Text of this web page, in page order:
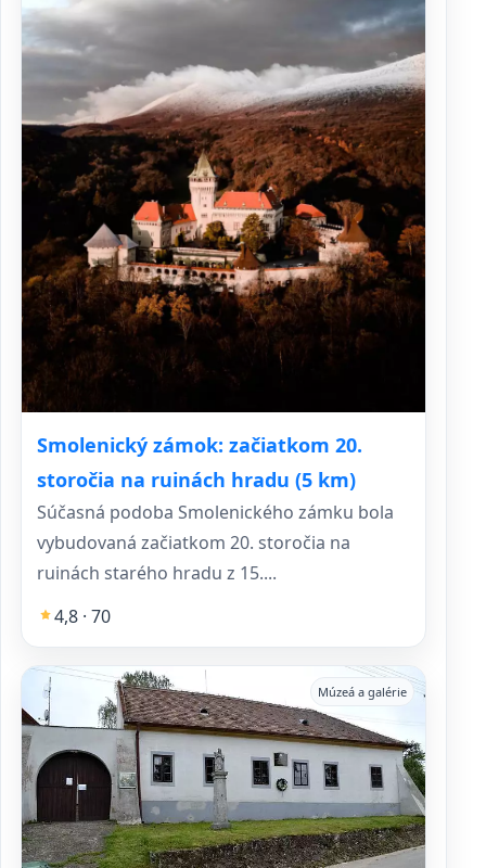
Smolenický zámok: začiatkom 20.
storočia na ruinách hradu (5 km)
Súčasná podoba Smolenického zámku bola
vybudovaná začiatkom 20. storočia na
ruinách starého hradu z 15....
4,8 · 70
Múzeá a galérie